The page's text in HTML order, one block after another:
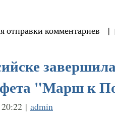
отправки комментариев |
"Марш к
| admin